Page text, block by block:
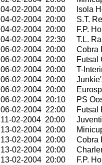
04-02-2004 20:00
Isola
04-02-2004 20:00
S.T.
04-02-2004 20:00
F.P.
04-02-2004 22:30
T.L.
06-02-2004 20:00
Cobra
06-02-2004 20:00
Futsal
06-02-2004 20:00
T-
06-02-2004 20:00
06-02-2004 20:00
06-02-2004 20:10
PS
06-02-2004 22:00
Futsal
11-02-2004 20:00
13-02-2004 20:00
13-02-2004 20:00
Cobra
13-02-2004 20:00
13-02-2004 20:00
F.P.